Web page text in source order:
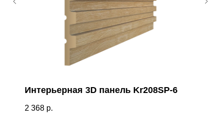
Интерьерная 3D панель Kr208SP-6
2 368 р.